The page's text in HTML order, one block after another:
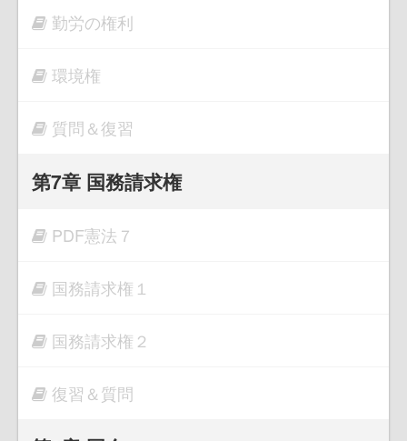
勤労の権利
環境権
質問＆復習
第7章 国務請求権
PDF憲法７
国務請求権１
国務請求権２
復習＆質問